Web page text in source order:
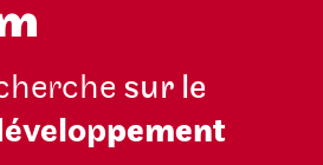
sur le
pement